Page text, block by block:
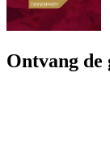
Ontvang